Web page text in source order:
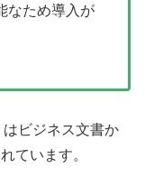
なため導入が
ビジネス文書か
ています。